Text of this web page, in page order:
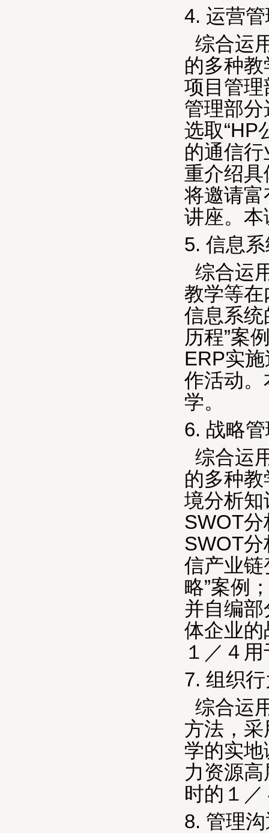
4. 运营
综合运
的多种
项目管理
管理部分
选取“HP
的通信
重介绍
将邀请
讲座。
5. 信息
综合运
教学等
信息系统
历程”案
ERP实
作活动
学。
6. 战略
综合运
的多种
境分析知
SWOT分
SWOT分
信产业链
略”案例
并自编
体企业
１／４
7. 组织
综合运
方法，
学的实
力资源
时的１
8. 管理